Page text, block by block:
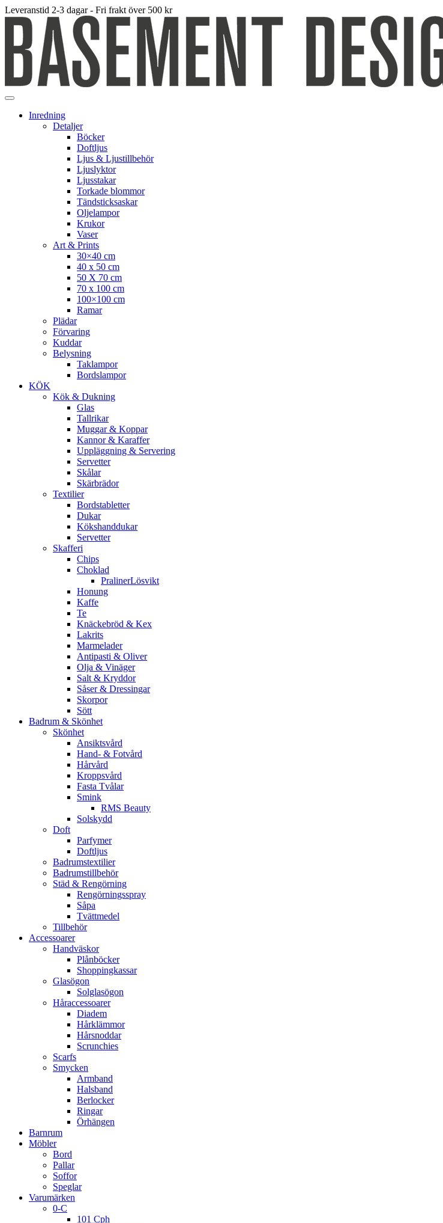
Leveranstid 2-3 dagar - Fri frakt över 500 kr
Inredning
Detaljer
Böcker
Doftljus
Ljus & Ljustillbehör
Ljuslyktor
Ljusstakar
Torkade blommor
Tändsticksaskar
Oljelampor
Krukor
Vaser
Art & Prints
30×40 cm
40 x 50 cm
50 X 70 cm
70 x 100 cm
100×100 cm
Ramar
Plädar
Förvaring
Kuddar
Belysning
Taklampor
Bordslampor
KÖK
Kök & Dukning
Glas
Tallrikar
Muggar & Koppar
Kannor & Karaffer
Uppläggning & Servering
Servetter
Skålar
Skärbrädor
Textilier
Bordstabletter
Dukar
Kökshanddukar
Servetter
Skafferi
Chips
Choklad
PralinerLösvikt
Honung
Kaffe
Te
Knäckebröd & Kex
Lakrits
Marmelader
Antipasti & Oliver
Olja & Vinäger
Salt & Kryddor
Såser & Dressingar
Skorpor
Sött
Badrum & Skönhet
Skönhet
Ansiktsvård
Hand- & Fotvård
Hårvård
Kroppsvård
Fasta Tvålar
Smink
RMS Beauty
Solskydd
Doft
Parfymer
Doftljus
Badrumstextilier
Badrumstillbehör
Städ & Rengörning
Rengörningsspray
Såpa
Tvättmedel
Tillbehör
Accessoarer
Handväskor
Plånböcker
Shoppingkassar
Glasögon
Solglasögon
Håraccessoarer
Diadem
Hårklämmor
Hårsnoddar
Scrunchies
Scarfs
Smycken
Armband
Halsband
Berlocker
Ringar
Örhängen
Barnrum
Möbler
Bord
Pallar
Soffor
Speglar
Varumärken
0-C
101 Cph